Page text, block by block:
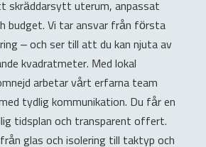
skräddarsytt uterum, anpassat
budget. Vi tar ansvar från första
– och ser till att du kan njuta av
kvadratmeter. Med lokal
arbetar vårt erfarna team
tydlig kommunikation. Du får en
tidsplan och transparent offert.
glas och isolering till taktyp och